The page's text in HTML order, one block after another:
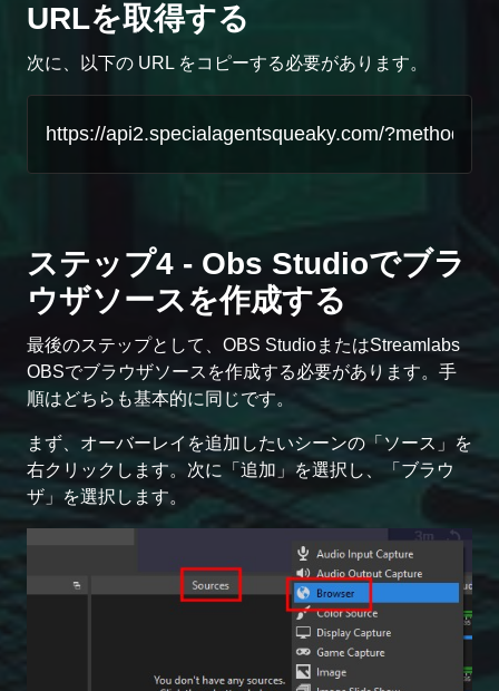
URLを取得する
次に、以下の URL をコピーする必要があります。
ステップ4 - Obs Studioでブラ
ウザソースを作成する
最後のステップとして、OBS StudioまたはStreamlabs
OBSでブラウザソースを作成する必要があります。手
順はどちらも基本的に同じです。
まず、オーバーレイを追加したいシーンの「ソース」を
右クリックします。次に「追加」を選択し、「ブラウ
ザ」を選択します。